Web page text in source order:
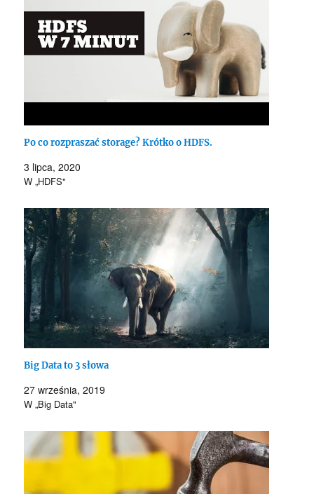
Po co rozpraszać storage? Krótko o HDFS.
3 lipca, 2020
W „HDFS"
Big Data to 3 słowa
27 września, 2019
W „Big Data"